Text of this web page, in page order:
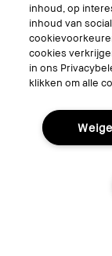
© Bobbi Brown
Algemene
Mijn persoonlijke
advertenties
Het gebruik van mijn
Privacybeleid
Beheer van
inhoud, op
inhoud van
cookies
in ons
klikken om alle